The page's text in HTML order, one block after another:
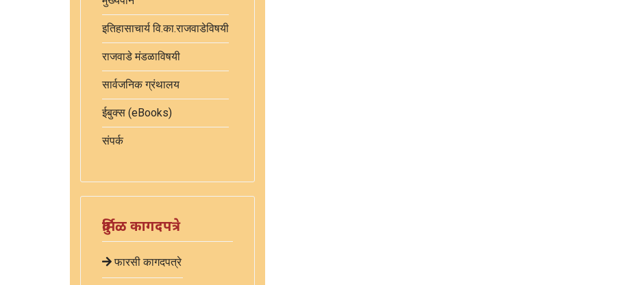
इतिहासाचार्य वि.का.राजवाडेविषयी
राजवाडे मंडळाविषयी
सार्वजनिक ग्रंथालय
ईबुक्स (eBooks)
संपर्क
दुर्मिळ कागदपत्रे
फारसी कागदपत्रे